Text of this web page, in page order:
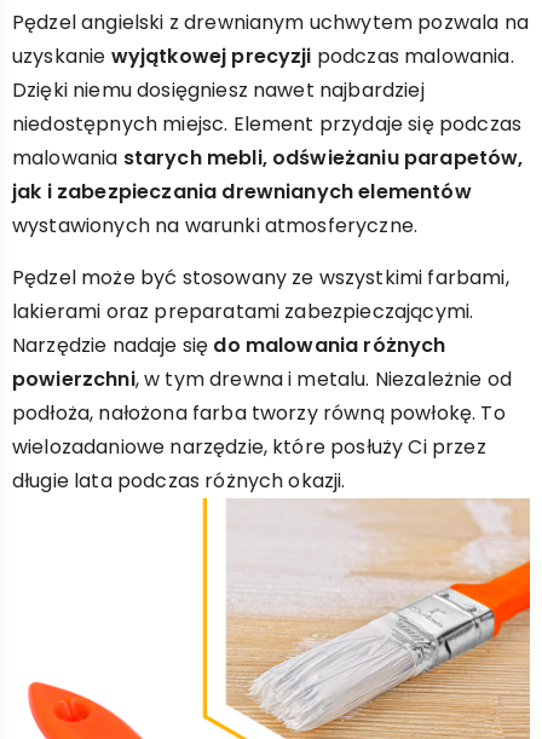
Pędzel angielski z drewnianym uchwytem pozwala na
uzyskanie wyjątkowej precyzji podczas malowania.
Dzięki niemu dosięgniesz nawet najbardziej
niedostępnych miejsc. Element przydaje się podczas
malowania starych mebli, odświeżaniu parapetów,
jak i zabezpieczania drewnianych elementów
wystawionych na warunki atmosferyczne.
Pędzel może być stosowany ze wszystkimi farbami,
lakierami oraz preparatami zabezpieczającymi.
Narzędzie nadaje się do malowania różnych
powierzchni, w tym drewna i metalu. Niezależnie od
podłoża, nałożona farba tworzy równą powłokę. To
wielozadaniowe narzędzie, które posłuży Ci przez
długie lata podczas różnych okazji.